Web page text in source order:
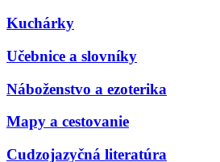
Kuchárky
Učebnice a slovníky
Náboženstvo a ezoterika
Mapy a cestovanie
Cudzojazyčná literatúra